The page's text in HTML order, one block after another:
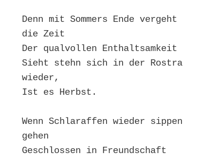
Denn mit Sommers Ende vergeht
die Zeit
Der qualvollen Enthaltsamkeit
Sieht stehn sich in der Rostra
wieder,
Ist es Herbst.
Wenn Schlaraffen wieder sippen
gehen
Geschlossen in Freundschaft